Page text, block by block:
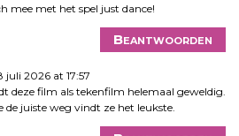
mee met het spel just dance!
Beantwoorden
juli 2026 at 17:57
deze film als tekenfilm helemaal geweldig.
de juiste weg vindt ze het leukste.